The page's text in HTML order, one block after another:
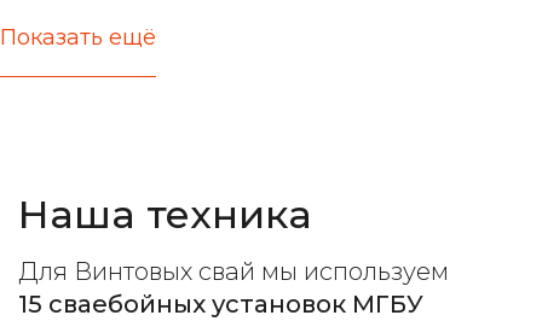
актуальные цены
все виды фундамента лучшие марки бетона
расчет максимальной нагрузки
Показать ещё
Наша техника
Для Винтовых свай мы используем
15 сваебойных установок МГБУ